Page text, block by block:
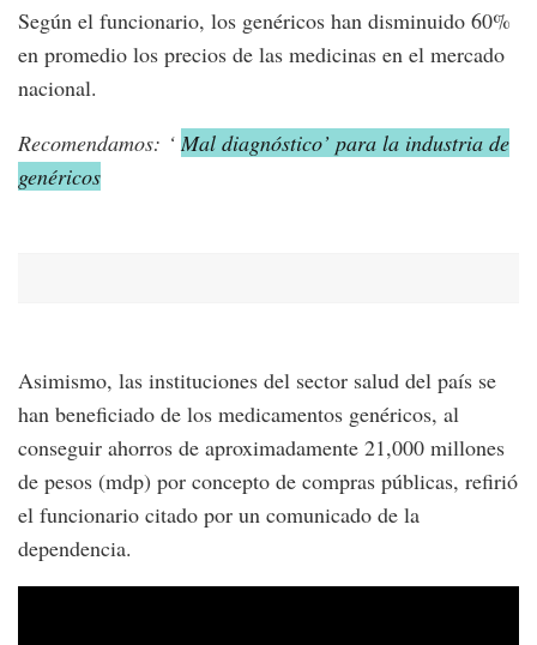
Según el funcionario, los genéricos han disminuido 60%
en promedio los precios de las medicinas en el mercado
nacional.
Recomendamos: ‘ Mal diagnóstico’ para la industria de
genéricos
Asimismo, las instituciones del sector salud del país se
han beneficiado de los medicamentos genéricos, al
conseguir ahorros de aproximadamente 21,000 millones
de pesos (mdp) por concepto de compras públicas, refirió
el funcionario citado por un comunicado de la
dependencia.